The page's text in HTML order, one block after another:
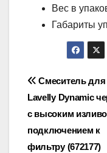
Вес в
Габариты
по
записям
Смеситель для
Lavelly Dynamic
с высоким
подключением к
фильтру (672177)